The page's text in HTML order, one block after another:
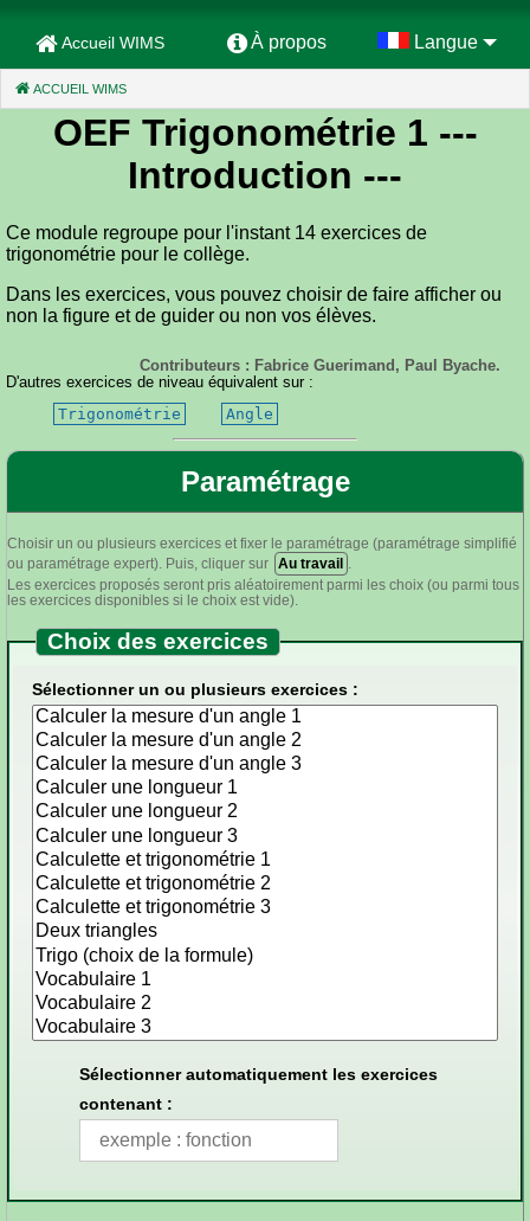
Accueil WIMS À propos Langue
ACCUEIL WIMS
OEF Trigonométrie 1 ---
Introduction ---
Ce module regroupe pour l'instant 14 exercices de
trigonométrie pour le collège.
Dans les exercices, vous pouvez choisir de faire afficher ou
non la figure et de guider ou non vos élèves.
Contributeurs : Fabrice Guerimand, Paul Byache.
D'autres exercices de niveau équivalent sur :
Trigonométrie
Angle
Paramétrage
Choisir un ou plusieurs exercices et fixer le paramétrage (paramétrage simplifié
ou paramétrage expert). Puis, cliquer sur Au travail
Les exercices proposés seront pris aléatoirement parmi les choix (ou parmi tous
les exercices disponibles si le choix est vide).
Choix des exercices
Sélectionner un ou plusieurs exercices :
Sélectionner automatiquement les exercices
contenant :